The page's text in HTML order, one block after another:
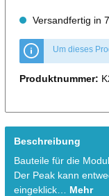
Versandfertig in
Um dieses
Produktnummer:
Beschreibung
Bauteile für die
Der Peak kann
eingeklick… Mehr